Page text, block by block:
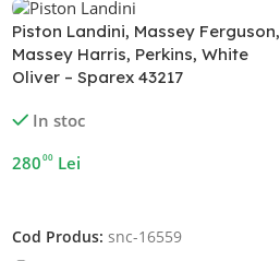
Piston Landini, Massey Ferguson,
Massey Harris, Perkins, White
Oliver – Sparex 43217
In stoc
28000 Lei
Cod Produs: snc-16559